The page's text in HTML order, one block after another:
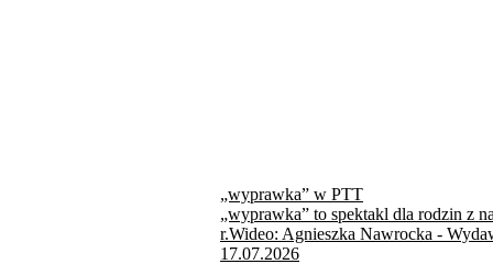
„wyprawka” w PTT
„wyprawka” to spektakl dla rodzin z
r.Wideo: Agnieszka Nawrocka -
17.07.2026